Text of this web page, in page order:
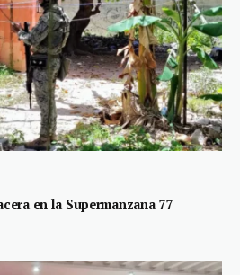
en la Supermanzana 77